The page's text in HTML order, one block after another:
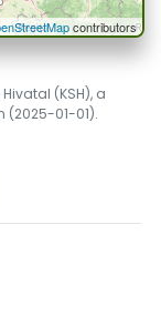
contributors
(KSH), a
01-01).